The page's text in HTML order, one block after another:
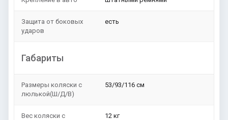
Защита от боковых
ударов
есть
Габариты
Размеры коляски с
люлькой(Ш/Д/В)
53/93/116 см
Вес коляски с
12 кг